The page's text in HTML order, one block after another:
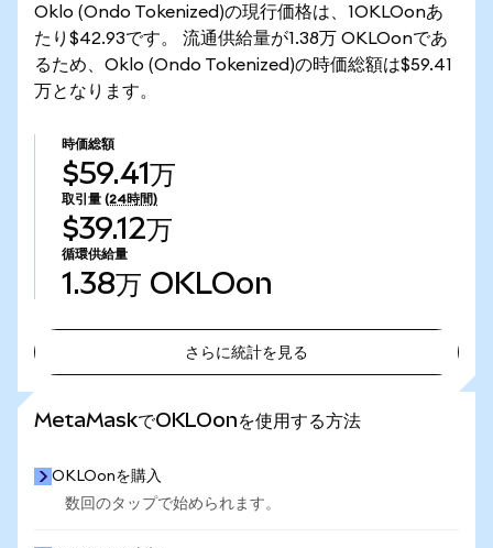
Oklo (Ondo Tokenized)の現行価格は、1OKLOonあ
たり$42.93です。 流通供給量が1.38万 OKLOonであ
るため、Oklo (Ondo Tokenized)の時価総額は$59.41
万となります。
時価総額
$59.41万
取引量 (24時間)
$39.12万
循環供給量
1.38万 OKLOon
さらに統計を見る
MetaMaskでOKLOonを使用する方法
OKLOonを購入
数回のタップで始められます。